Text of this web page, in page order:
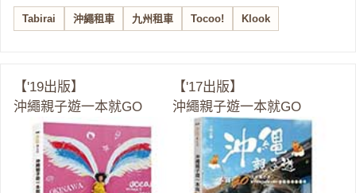
Tabirai 沖繩租車 九州租車 Tocoo! Klook
【'19出版】
沖繩親子遊一本就GO
【'17出版】
沖繩親子遊一本就GO